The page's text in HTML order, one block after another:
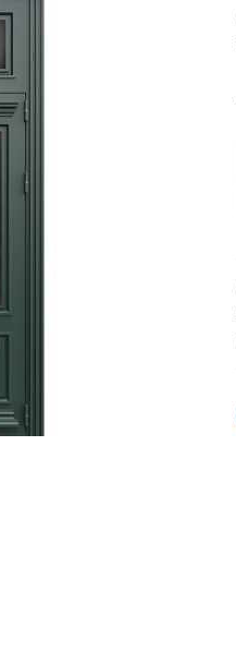
Для дачи
Для общественных зданий
Для магазина
В лифтовые холлы